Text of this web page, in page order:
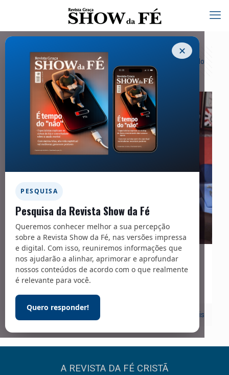
✕
PESQUISA
Pesquisa da Revista Show da Fé
Queremos conhecer melhor a sua percepção
sobre a Revista Show da Fé, nas versões impressa
e digital. Com isso, reuniremos informações que
nos ajudarão a alinhar, aprimorar e aprofundar
nossos conteúdos de acordo com o que realmente
é relevante para você.
Quero responder!
Categorias Tags Exibir tudo
01/02/2020
Novela da Vida Real
Leia mais
A REVISTA DA FÉ CRISTÃ